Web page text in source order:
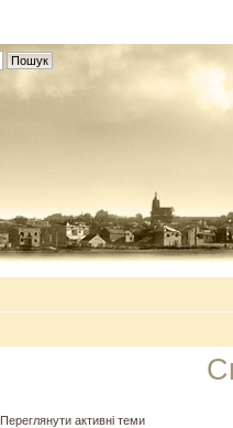
Переглянути активні теми